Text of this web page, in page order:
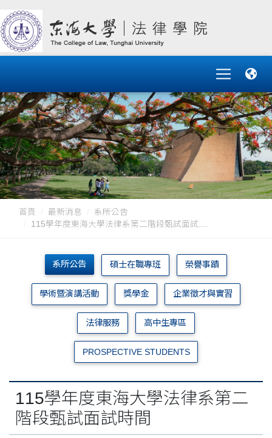
首頁 最新消息
系所公告
115學年度東海大學法律系第二階段甄試面試....
系所公告 碩士在職專班 榮譽事蹟
學術暨演講活動 獎學金 企業徵才與實習
法律服務 高中生專區
PROSPECTIVE STUDENTS
115學年度東海大學法律系第二
階段甄試面試時間